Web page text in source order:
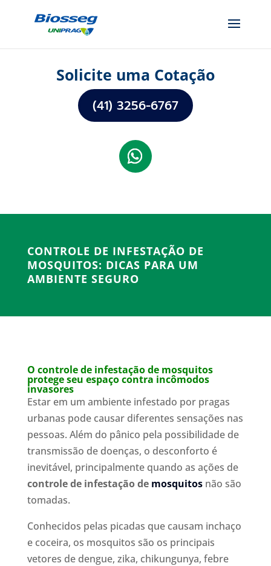
Solicite uma Cotação
(41) 3256-6767
CONTROLE DE INFESTAÇÃO DE
MOSQUITOS: DICAS PARA UM
AMBIENTE SEGURO
O controle de infestação de mosquitos
protege seu espaço contra incômodos
invasores
Estar em um ambiente infestado por pragas
urbanas pode causar diferentes sensações nas
pessoas. Além do pânico pela possibilidade de
transmissão de doenças, o desconforto é
inevitável, principalmente quando as ações de
controle de infestação de mosquitosnão são
tomadas.
Conhecidos pelas picadas que causam inchaço
e coceira, os mosquitos são os principais
vetores de dengue, zika, chikungunya, febre